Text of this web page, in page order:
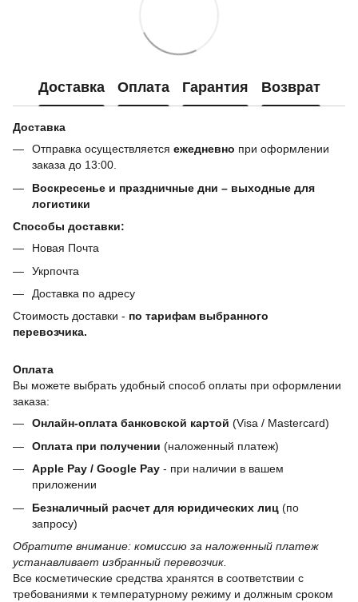
Доставка Оплата Гарантия Возврат
Доставка
Отправка осуществляется ежедневно при оформлении
заказа до 13:00.
Воскресенье и праздничные дни – выходные для
логистики
Способы доставки:
Новая Почта
Укрпочта
Доставка по адресу
Стоимость доставки - по тарифам выбранного
перевозчика.
Оплата
Вы можете выбрать удобный способ оплаты при оформлении
заказа:
Онлайн-оплата банковской картой (Visa / Mastercard)
Оплата при получении (наложенный платеж)
Apple Pay / Google Pay - при наличии в вашем
приложении
Безналичный расчет для юридических лиц (по
запросу)
Обратите внимание: комиссию за наложенный платеж
устанавливает избранный перевозчик.
Все косметические средства хранятся в соответствии с
требованиями к температурному режиму и должным сроком